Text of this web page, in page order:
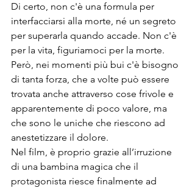
Di certo, non c'è una formula per
interfacciarsi alla morte, né un segreto
per superarla quando accade. Non c'è
per la vita, figuriamoci per la morte.
Però, nei momenti più bui c'è bisogno
di tanta forza, che a volte può essere
trovata anche attraverso cose frivole e
apparentemente di poco valore, ma
che sono le uniche che riescono ad
anestetizzare il dolore.
Nel film, è proprio grazie all’irruzione
di una bambina magica che il
protagonista riesce finalmente ad